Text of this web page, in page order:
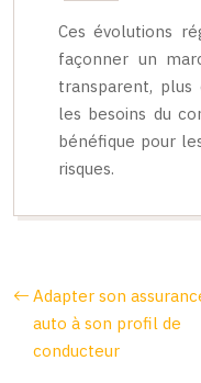
Ces évolutions
façonner un
transparent,
les besoins du
bénéfique pour
risques.
Adapter son
auto à son profil de
conducteur